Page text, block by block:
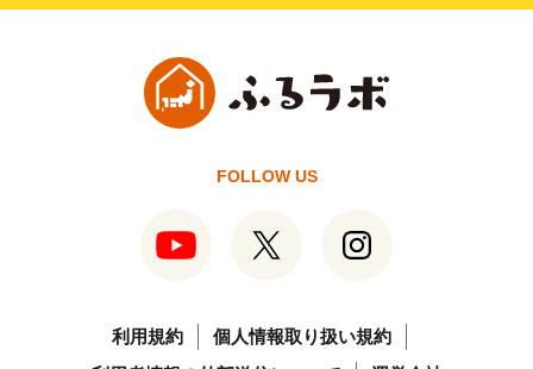
FOLLOW US
利用規約
個人情報取り扱い規約